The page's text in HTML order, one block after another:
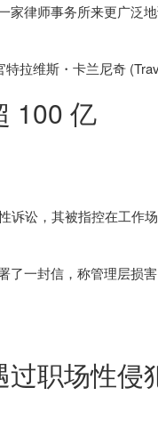
家律师事务所来更广泛
拉维斯・卡兰尼奇
100 亿
诉讼，其被指控在工作
了一封信，称管理层损
职场性侵